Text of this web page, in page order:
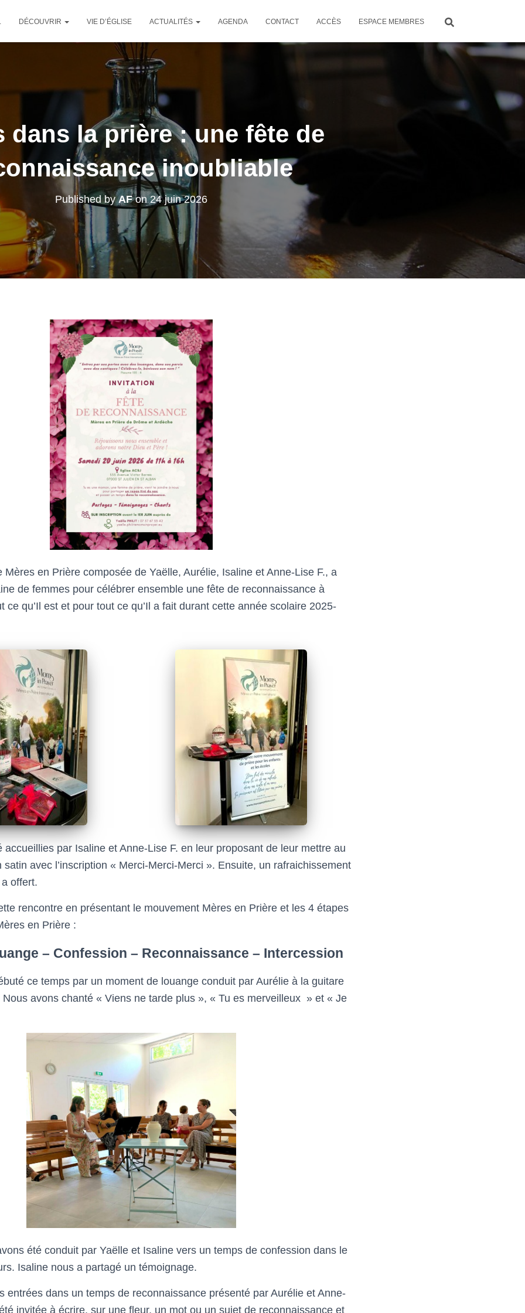
DÉCOUVRIR VIE D’ÉGLISE ACTUALITÉS AGENDA CONTACT ACCÈS ESPACE MEMBRES
dans la prière : une fête de
inoubliable
Published byAFon 24 juin 2026
Mères en Prière composée de Yaëlle, Aurélie, Isaline et Anne-Lise F., a
de femmes pour célébrer ensemble une fête de reconnaissance à
ce qu’Il est et pour tout ce qu’Il a fait durant cette année scolaire 2025-
accueillies par Isaline et Anne-Lise F. en leur proposant de leur mettre au
avec l’inscription « Merci-Merci-Merci ». Ensuite, un rafraichissement
offert.
rencontre en présentant le mouvement Mères en Prière et les 4 étapes
en Prière :
– Confession – Reconnaissance – Intercession
ce temps par un moment de louange conduit par Aurélie à la guitare
avons chanté « Viens ne tarde plus », « Tu es merveilleux » et « Je
été conduit par Yaëlle et Isaline vers un temps de confession dans le
Isaline nous a partagé un témoignage.
entrées dans un temps de reconnaissance présenté par Aurélie et Anne-
invitée à écrire, sur une fleur, un mot ou un sujet de reconnaissance et